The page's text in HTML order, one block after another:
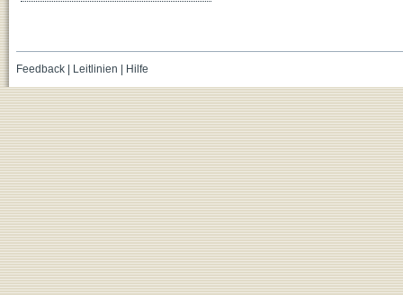
Feedback| Leitlinien | Hilfe